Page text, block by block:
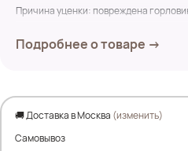
Причина уценки: повреждена
Замеры по изделию:
Дл.изделия- 60 см
Дл.рукава- 73 см
Состав:
Подробнее о товаре →
🚚 Доставка в Москва (изменить)
Самовывоз